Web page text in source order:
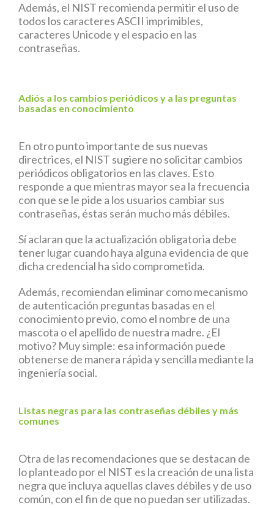
Además, el NIST recomienda permitir el uso de
todos los caracteres ASCII imprimibles,
caracteres Unicode y el espacio en las
contraseñas.
Adiós a los cambios periódicos y a las preguntas
basadas en conocimiento
En otro punto importante de sus nuevas
directrices, el NIST sugiere no solicitar cambios
periódicos obligatorios en las claves. Esto
responde a que mientras mayor sea la frecuencia
con que se le pide a los usuarios cambiar sus
contraseñas, éstas serán mucho más débiles.
Sí aclaran que la actualización obligatoria debe
tener lugar cuando haya alguna evidencia de que
dicha credencial ha sido comprometida.
Además, recomiendan eliminar como mecanismo
de autenticación preguntas basadas en el
conocimiento previo, como el nombre de una
mascota o el apellido de nuestra madre. ¿El
motivo? Muy simple: esa información puede
obtenerse de manera rápida y sencilla mediante la
ingeniería social.
Listas negras para las contraseñas débiles y más
comunes
Otra de las recomendaciones que se destacan de
lo planteado por el NIST es la creación de una lista
negra que incluya aquellas claves débiles y de uso
común, con el fin de que no puedan ser utilizadas.